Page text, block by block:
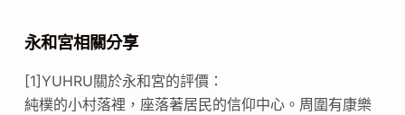
永和宮相關分享
[1]YUHRU關於永和宮的評價：
純樸的小村落裡，座落著居民的信仰中心。周圍有康樂